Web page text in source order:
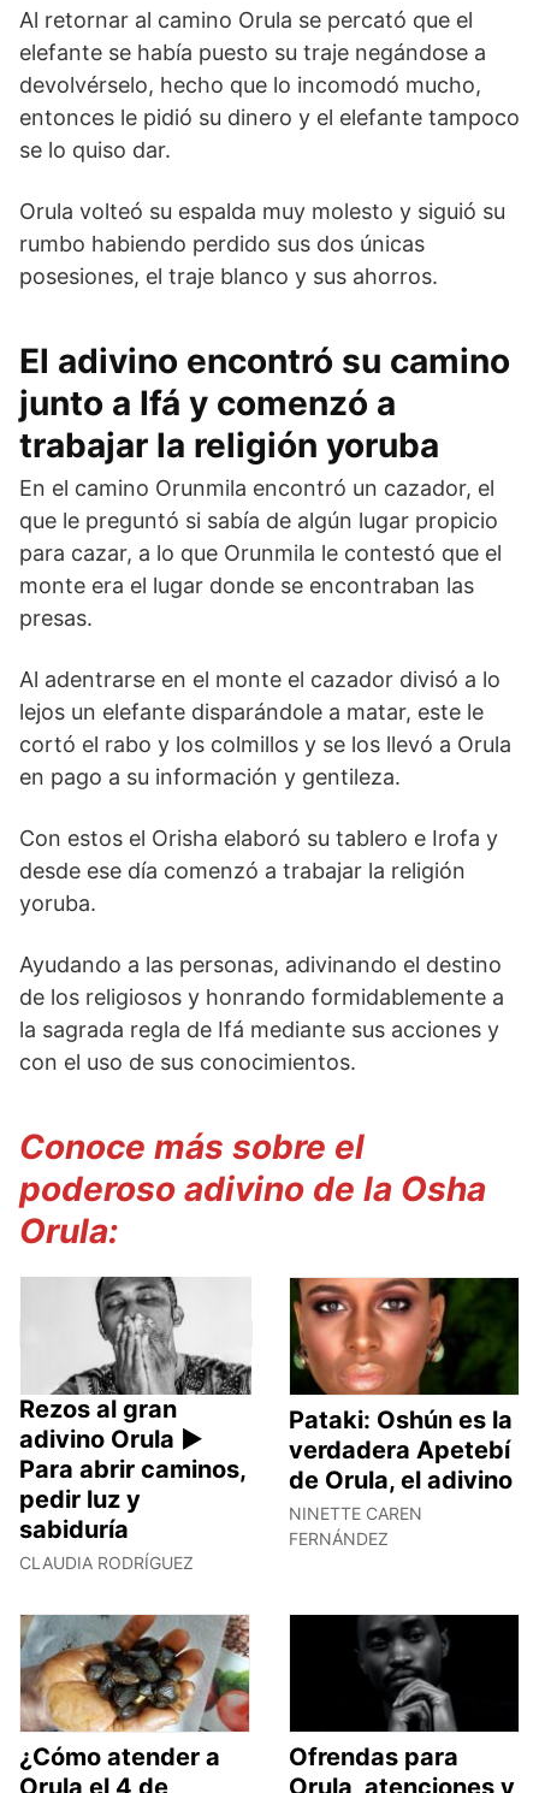
Al retornar al camino Orula se percató que el
elefante se había puesto su traje negándose a
devolvérselo, hecho que lo incomodó mucho,
entonces le pidió su dinero y el elefante tampoco
se lo quiso dar.
Orula volteó su espalda muy molesto y siguió su
rumbo habiendo perdido sus dos únicas
posesiones, el traje blanco y sus ahorros.
El adivino encontró su camino
junto a Ifá y comenzó a
trabajar la religión yoruba
En el camino Orunmila encontró un cazador, el
que le preguntó si sabía de algún lugar propicio
para cazar, a lo que Orunmila le contestó que el
monte era el lugar donde se encontraban las
presas.
Al adentrarse en el monte el cazador divisó a lo
lejos un elefante disparándole a matar, este le
cortó el rabo y los colmillos y se los llevó a Orula
en pago a su información y gentileza.
Con estos el Orisha elaboró su tablero e Irofa y
desde ese día comenzó a trabajar la religión
yoruba.
Ayudando a las personas, adivinando el destino
de los religiosos y honrando formidablemente a
la sagrada regla de Ifá mediante sus acciones y
con el uso de sus conocimientos.
Conoce más sobre el
poderoso adivino de la Osha
Orula:
Rezos al gran
adivino Orula ►
Para abrir caminos,
pedir luz y
sabiduría
CLAUDIA RODRÍGUEZ
Pataki: Oshún es la
verdadera Apetebí
de Orula, el adivino
NINETTE CAREN
FERNÁNDEZ
¿Cómo atender a
Ofrendas para